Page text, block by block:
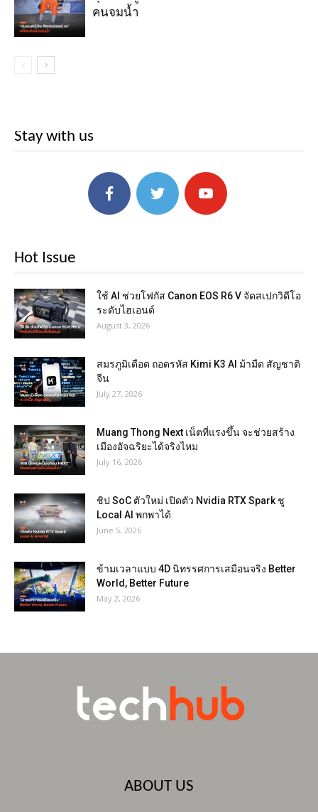
คนจมน้ำ
Stay with us
Hot Issue
ใช้ AI ช่วยโฟกัส Canon EOS R6 V จัดสเปกวิดีโอ
ระดับไฮเอนด์
August 3, 2026
สมรภูมิเดือด ถอดรหัส Kimi K3 AI ม้ามืด สัญชาติ
จีน
July 27, 2026
Muang Thong Next เน็ตที่แรงขึ้น จะช่วยสร้าง
เมืองอัจฉริยะได้จริงไหม
July 16, 2026
ชิป SoC ตัวใหม่ เปิดตัว Nvidia RTX Spark ชู
Local AI พกพาได้
June 5, 2026
ข้ามเวลาแบบ 4D นิทรรศการเสมือนจริง Better
World, Better Future
May 2, 2026
ABOUT US